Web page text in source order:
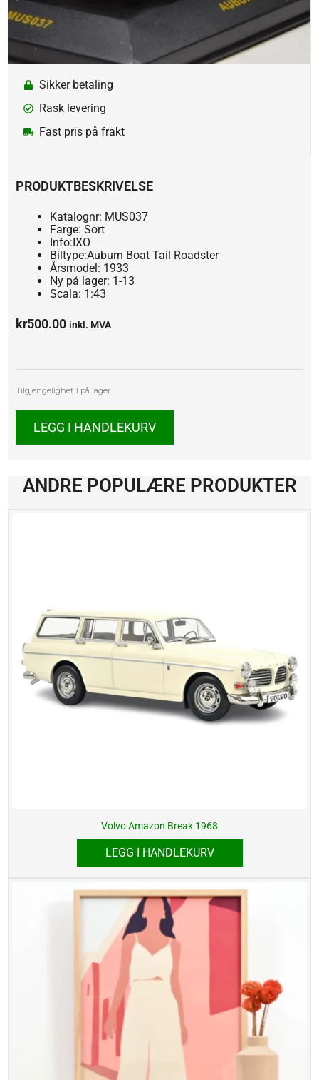
Sikker betaling
Rask levering
Fast pris på frakt
PRODUKTBESKRIVELSE
Katalognr: MUS037
Farge: Sort
Info:IXO
Biltype:Auburn Boat Tail Roadster
Årsmodel: 1933
Ny på lager: 1-13
Scala: 1:43
kr500.00 inkl. MVA
Tilgjengelighet 1 på lager
Auburn
RoadsterLEGG I HANDLEKURV
ANDRE POPULÆRE PRODUKTER
Volvo Amazon Break 1968
LEGG I HANDLEKURV